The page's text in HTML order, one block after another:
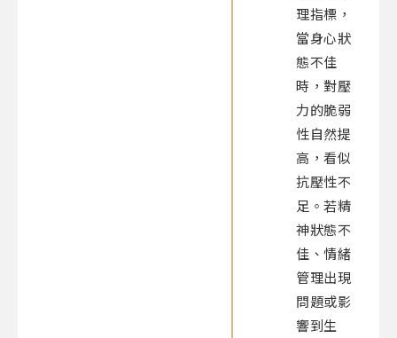
理指標，
當身心狀
態不佳
時，對壓
力的脆弱
性自然提
高，看似
抗壓性不
足。若精
神狀態不
佳、情緒
管理出現
問題或影
響到生